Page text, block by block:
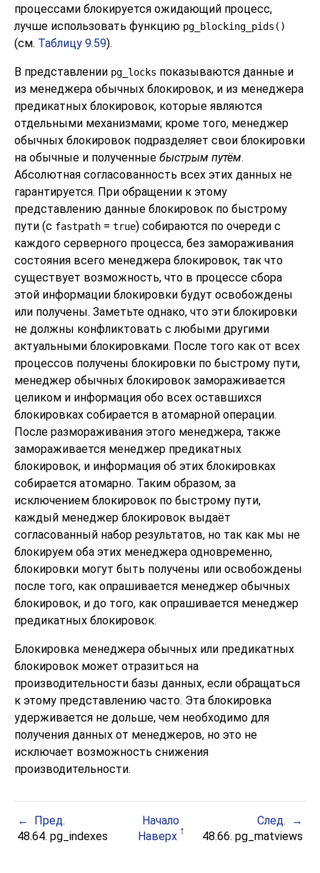
процессами блокируется ожидающий процесс,
лучше использовать функцию pg_blocking_pids()
(см. Таблицу 9.59).
В представлении pg_locks показываются данные и
из менеджера обычных блокировок, и из менеджера
предикатных блокировок, которые являются
отдельными механизмами; кроме того, менеджер
обычных блокировок подразделяет свои блокировки
на обычные и полученные быстрым путём.
Абсолютная согласованность всех этих данных не
гарантируется. При обращении к этому
представлению данные блокировок по быстрому
пути (с fastpath = true) собираются по очереди с
каждого серверного процесса, без замораживания
состояния всего менеджера блокировок, так что
существует возможность, что в процессе сбора
этой информации блокировки будут освобождены
или получены. Заметьте однако, что эти блокировки
не должны конфликтовать с любыми другими
актуальными блокировками. После того как от всех
процессов получены блокировки по быстрому пути,
менеджер обычных блокировок замораживается
целиком и информация обо всех оставшихся
блокировках собирается в атомарной операции.
После размораживания этого менеджера, также
замораживается менеджер предикатных
блокировок, и информация об этих блокировках
собирается атомарно. Таким образом, за
исключением блокировок по быстрому пути,
каждый менеджер блокировок выдаёт
согласованный набор результатов, но так как мы не
блокируем оба этих менеджера одновременно,
блокировки могут быть получены или освобождены
после того, как опрашивается менеджер обычных
блокировок, и до того, как опрашивается менеджер
предикатных блокировок.
Блокировка менеджера обычных или предикатных
блокировок может отразиться на
производительности базы данных, если обращаться
к этому представлению часто. Эта блокировка
удерживается не дольше, чем необходимо для
получения данных от менеджеров, но это не
исключает возможность снижения
производительности.
Пред. Начало
След.
48.64. pg_indexes
Наверх 48.66. pg_matviews